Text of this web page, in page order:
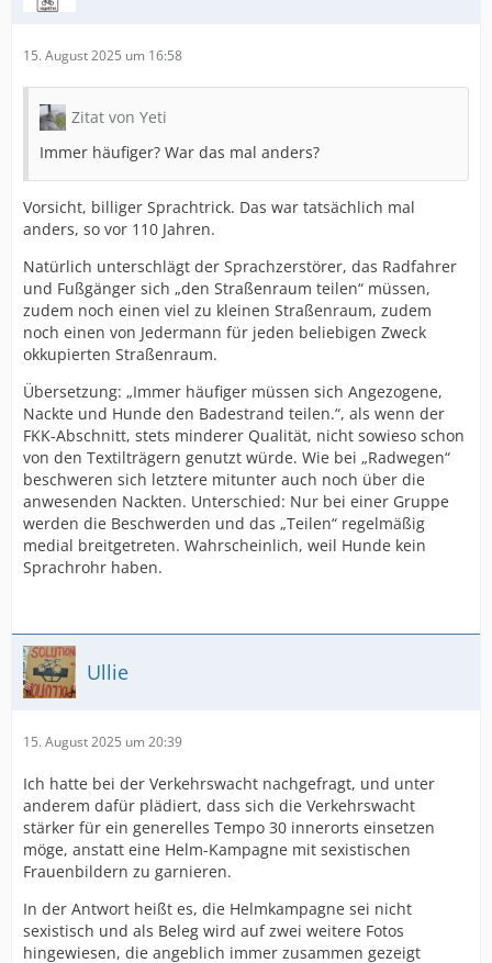
15. August 2025 um 16:58
Zitat von Yeti
Immer häufiger? War das mal anders?
Vorsicht, billiger Sprachtrick. Das war tatsächlich mal
anders, so vor 110 Jahren.
Natürlich unterschlägt der Sprachzerstörer, das Radfahrer
und Fußgänger sich „den Straßenraum teilen“ müssen,
zudem noch einen viel zu kleinen Straßenraum, zudem
noch einen von Jedermann für jeden beliebigen Zweck
okkupierten Straßenraum.
Übersetzung: „Immer häufiger müssen sich Angezogene,
Nackte und Hunde den Badestrand teilen.“, als wenn der
FKK-Abschnitt, stets minderer Qualität, nicht sowieso schon
von den Textilträgern genutzt würde. Wie bei „Radwegen“
beschweren sich letztere mitunter auch noch über die
anwesenden Nackten. Unterschied: Nur bei einer Gruppe
werden die Beschwerden und das „Teilen“ regelmäßig
medial breitgetreten. Wahrscheinlich, weil Hunde kein
Sprachrohr haben.
Ullie
15. August 2025 um 20:39
Ich hatte bei der Verkehrswacht nachgefragt, und unter
anderem dafür plädiert, dass sich die Verkehrswacht
stärker für ein generelles Tempo 30 innerorts einsetzen
möge, anstatt eine Helm-Kampagne mit sexistischen
Frauenbildern zu garnieren.
In der Antwort heißt es, die Helmkampagne sei nicht
sexistisch und als Beleg wird auf zwei weitere Fotos
hingewiesen, die angeblich immer zusammen gezeigt